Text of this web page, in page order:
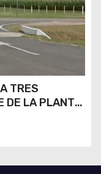
TRES
DE LA PLANTA